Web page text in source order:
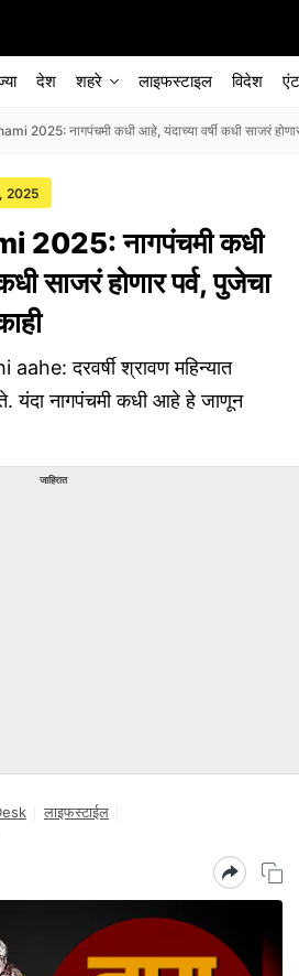
देश शहरे लाइफस्टाइल विदेश
2025: नागपंचमी कधी आहे, यंदाच्या वर्षी कधी साजरं
2025
2025: नागपंचमी कधी
साजरं होणार पर्व, पुजेचा
दरवर्षी श्रावण महिन्यात
यंदा नागपंचमी कधी आहे हे जाणून
जाहिरात
लाइफस्टाईल